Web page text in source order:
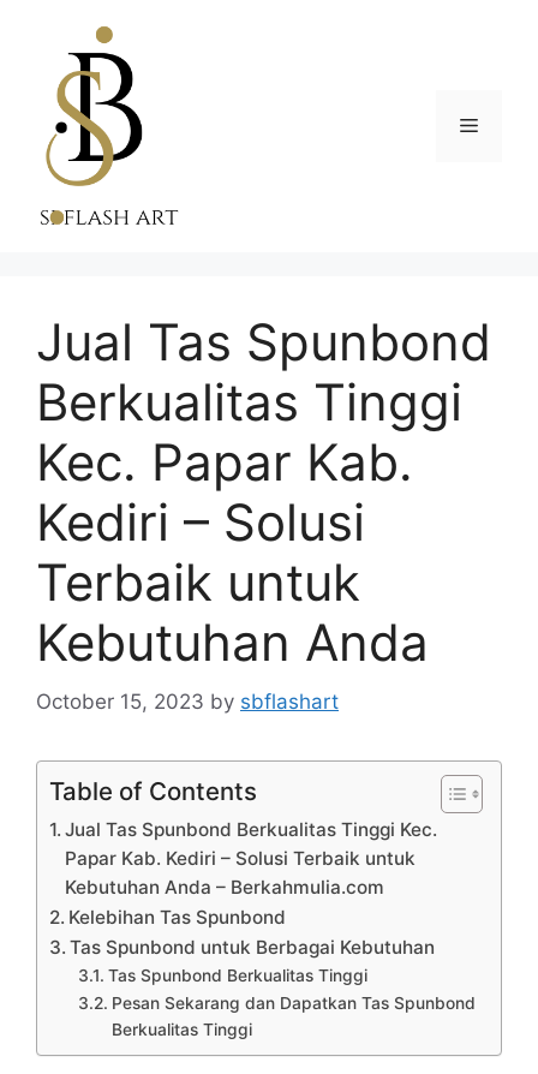
content
Menu
Jual Tas Spunbond
Berkualitas Tinggi
Kec. Papar Kab.
Kediri – Solusi
Terbaik untuk
Kebutuhan Anda
October 15, 2023 by sbflashart
Table of Contents
Jual Tas Spunbond Berkualitas Tinggi Kec.
Papar Kab. Kediri – Solusi Terbaik untuk
Kebutuhan Anda – Berkahmulia.com
Kelebihan Tas Spunbond
Tas Spunbond untuk Berbagai Kebutuhan
Tas Spunbond Berkualitas Tinggi
Pesan Sekarang dan Dapatkan Tas Spunbond
Berkualitas Tinggi